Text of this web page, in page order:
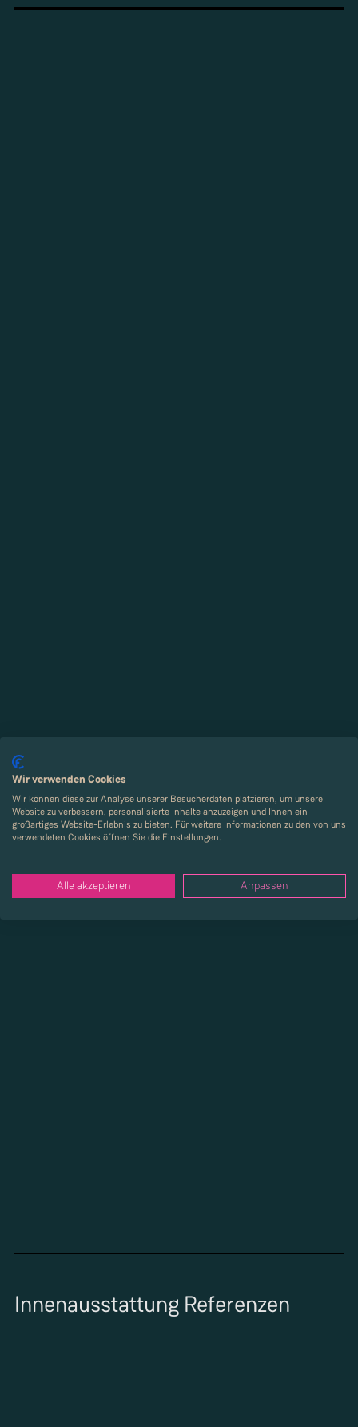
Innenausstattung Referenzen
Wir verwenden Cookies
Wir können diese zur Analyse unserer Besucherdaten platzieren, um unsere
Website zu verbessern, personalisierte Inhalte anzuzeigen und Ihnen ein
großartiges Website-Erlebnis zu bieten. Für weitere Informationen zu den von uns
verwendeten Cookies öffnen Sie die Einstellungen.
Alle akzeptieren Anpassen